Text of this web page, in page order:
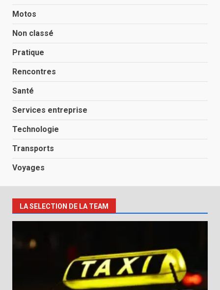
Motos
Non classé
Pratique
Rencontres
Santé
Services entreprise
Technologie
Transports
Voyages
LA SELECTION DE LA TEAM